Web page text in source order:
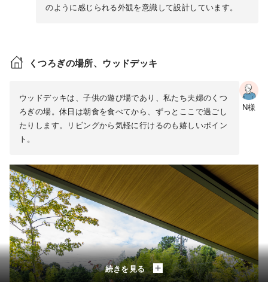
のように感じられる外観を意識して設計しています。
くつろぎの場所、ウッドデッキ
ウッドデッキは、子供の遊び場であり、私たち夫婦のくつ
ろぎの場。休日は朝食を食べてから、ずっとここで過ごし
たりします。リビングから気軽に行けるのも嬉しいポイン
ト。
N様
続きを見る